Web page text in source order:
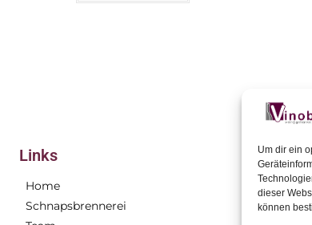
Um dir ein
dieser
können
Links
Home
Schnapsbrennerei